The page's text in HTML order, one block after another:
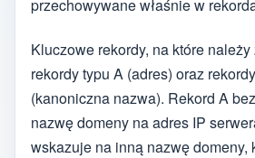
przechowywane właśnie w
Kluczowe rekordy, na które
rekordy typu A (adres) oraz
(kanoniczna nazwa). Rekord A
nazwę domeny na adres IP
wskazuje na inną nazwę domeny,